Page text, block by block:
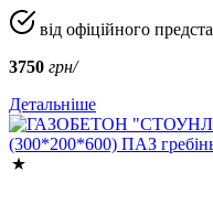
від офіційного
3750 грн/
Детальніше